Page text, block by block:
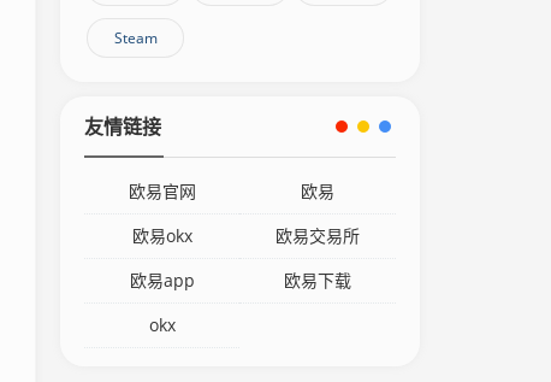
Steam
友情链接
欧易官网
欧易
欧易okx
欧易交易所
欧易app
欧易下载
okx